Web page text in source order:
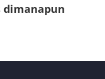
dimanapun